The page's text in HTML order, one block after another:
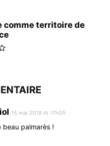
comme territoire de
15 mai 2019 At 17h05
beau palmarès !